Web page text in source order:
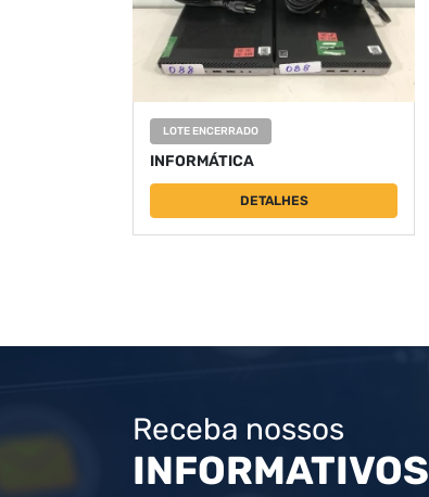
LOTE ENCERRADO
INFORMÁTICA
DETALHES
Receba nossos
INFORMATIVOS